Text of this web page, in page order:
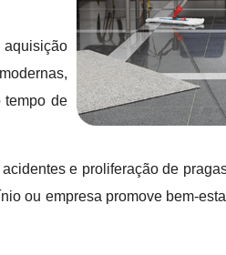
tempo de
e proliferação de
ou empresa promove bem-